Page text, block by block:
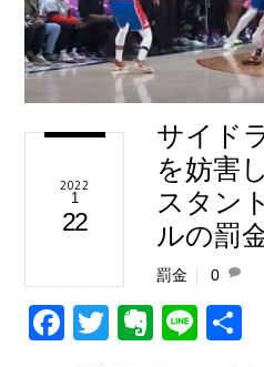
2022
1
22
サイド
を妨害
スタン
ルの罰
罰金 0
F
T
E
Li